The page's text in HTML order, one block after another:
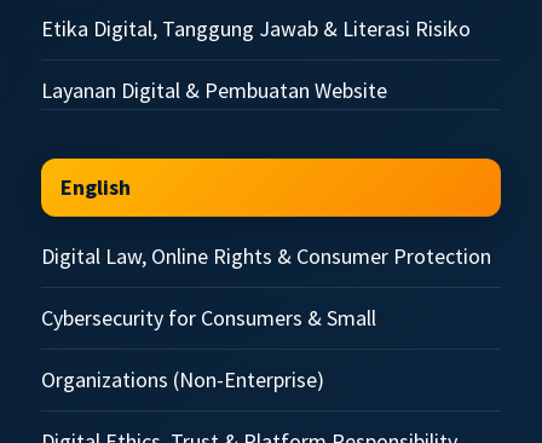
Etika Digital, Tanggung Jawab & Literasi Risiko
Layanan Digital & Pembuatan Website
English
Digital Law, Online Rights & Consumer Protection
Cybersecurity for Consumers & Small
Organizations (Non-Enterprise)